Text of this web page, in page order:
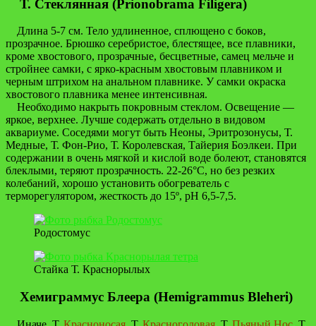
Т. Стеклянная (Prionobrama Filigera)
Длина 5-7 см. Тело удлиненное, сплющено с боков,
прозрачное. Брюшко серебристое, блестящее, все плавники,
кроме хвостового, прозрачные, бесцветные, самец мельче и
стройнее самки, с ярко-красным хвостовым плавником и
черным штрихом на анальном плавнике. У самки окраска
хвостового плавника менее интенсивная.
Необходимо накрыть покровным стеклом. Освещение —
яркое, верхнее. Лучше содержать отдельно в видовом
аквариуме. Соседями могут быть Неоны, Эритрозонусы, Т.
Медные, Т. Фон-Рио, Т. Королевская, Тайерия Боэлкеи. При
содержании в очень мягкой и кислой воде болеют, становятся
блеклыми, теряют прозрачность. 22-26°С, но без резких
колебаний, хорошо установить обогреватель с
терморегулятором, жесткость до 15º, рН 6,5-7,5.
Родостомус
Стайка Т. Краснорылых
Хемиграммус Блеера (Hemigrammus Bleheri)